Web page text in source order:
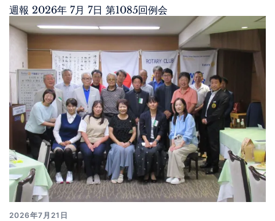
週報 2026年 7月 7日 第1085回例会
2026年7月21日